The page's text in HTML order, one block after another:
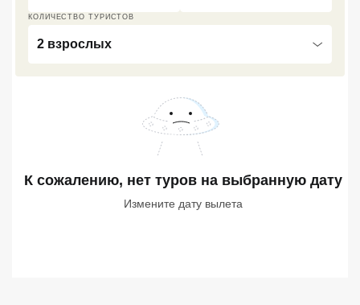
КОЛИЧЕСТВО ТУРИСТОВ
2 взрослых
К сожалению, нет туров на выбранную дату
Измените дату вылета
ТОП 10 недорогих отелей
Недорогие отели 3*
звезды